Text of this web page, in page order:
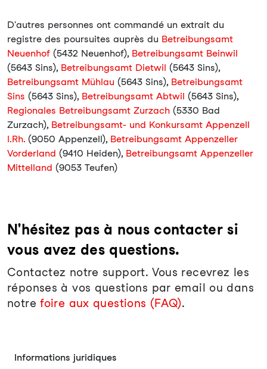
D'autres personnes ont commandé un extrait du
registre des poursuites auprès du Betreibungsamt
Neuenhof (5432 Neuenhof), Betreibungsamt Beinwil
(5643 Sins), Betreibungsamt Dietwil (5643 Sins),
Betreibungsamt Mühlau (5643 Sins), Betreibungsamt
Sins (5643 Sins), Betreibungsamt Abtwil (5643 Sins),
Regionales Betreibungsamt Zurzach (5330 Bad
Zurzach), Betreibungsamt- und Konkursamt Appenzell
I.Rh. (9050 Appenzell), Betreibungsamt Appenzeller
Vorderland (9410 Heiden), Betreibungsamt Appenzeller
Mittelland (9053 Teufen)
N'hésitez pas à nous contacter si
vous avez des questions.
Contactez notre support. Vous recevrez les
réponses à vos questions par email ou dans
notrefoire aux questions (FAQ).
Informations juridiques